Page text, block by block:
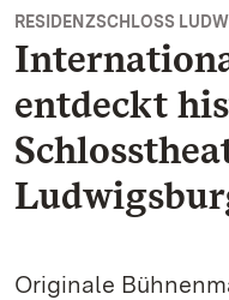
RESIDENZSCHLOSS
entdeckt
Originale